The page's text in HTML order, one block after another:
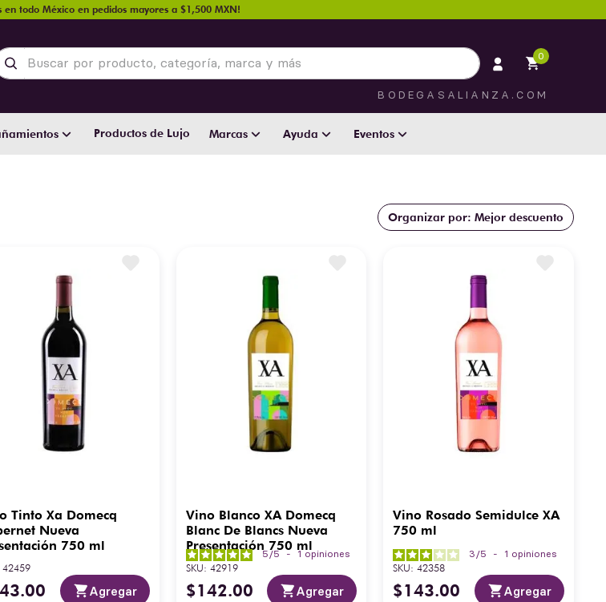
en todo México en pedidos mayores a $1,500 MXN!
por producto, categoría, marca y más 0
BODEGASALIANZA.COM
Productos de Lujo Marcas Ayuda Eventos
Mejor descuento
Tinto Xa Domecq
Nueva
750 ml
42459
.00 Agregar
Vino Blanco XA Domecq
Blanc De Blancs Nueva
Presentación 750 ml
5 /5 - 1 opiniones
SKU: 42919
$142.00 Agregar
Vino Rosado Semidulce XA
750 ml
3 /5 - 1 opiniones
SKU:42358
$143.00 Agregar